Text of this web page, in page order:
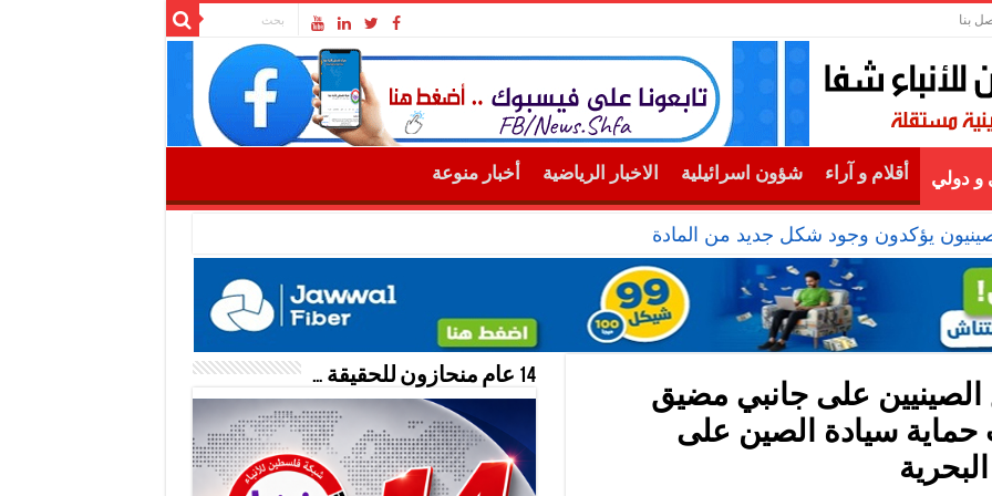
بنا
و دولي أقلام و آراء شؤون اسرائيلية الاخبار الرياضية أخبار منوعة
يؤكدون وجود شكل جديد من المادة
الصينيين على جانبي مضيق
حماية سيادة الصين على
14 عام منحازون للحقيقة …